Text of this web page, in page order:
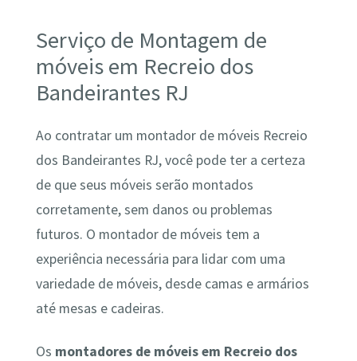
Serviço de Montagem de
móveis em Recreio dos
Bandeirantes RJ
Ao contratar um montador de móveis Recreio
dos Bandeirantes RJ, você pode ter a certeza
de que seus móveis serão montados
corretamente, sem danos ou problemas
futuros. O montador de móveis tem a
experiência necessária para lidar com uma
variedade de móveis, desde camas e armários
até mesas e cadeiras.
Os montadores de móveis em Recreio dos